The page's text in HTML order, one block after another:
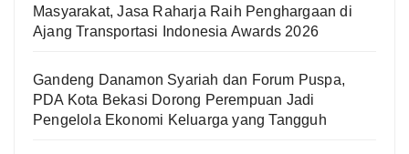
Masyarakat, Jasa Raharja Raih Penghargaan di
Ajang Transportasi Indonesia Awards 2026
Gandeng Danamon Syariah dan Forum Puspa,
PDA Kota Bekasi Dorong Perempuan Jadi
Pengelola Ekonomi Keluarga yang Tangguh